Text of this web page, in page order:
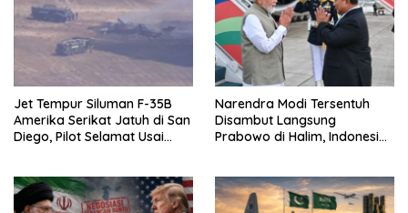
Jet Tempur Siluman F-35B
Amerika Serikat Jatuh di San
Diego, Pilot Selamat Usai
Narendra Modi Tersentuh
Disambut Langsung
Prabowo di Halim, Indonesia